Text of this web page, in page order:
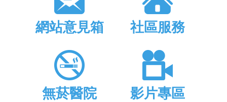
網站意見箱 社區服務
無菸醫院 影片專區